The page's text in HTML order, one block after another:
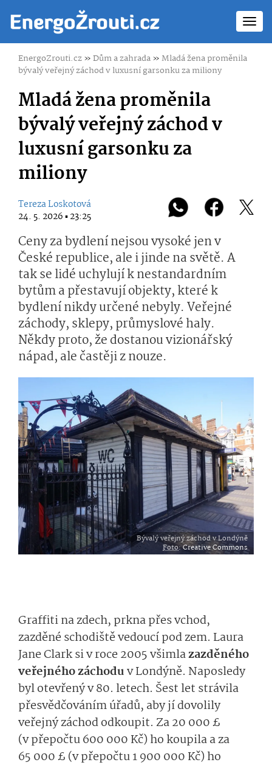
EnergoZrouti.cz»Dům a zahrada»Mladá žena proměnila
bývalý veřejný záchod v luxusní garsonku za miliony
Mladá žena proměnila
bývalý veřejný záchod v
luxusní garsonku za
miliony
Tereza Loskotová
24. 5. 2026 ▪ 23:25
Ceny za bydlení nejsou vysoké jen v
České republice, ale i jinde na světě. A
tak se lidé uchylují k nestandardním
bytům a přestavují objekty, které k
bydlení nikdy určené nebyly. Veřejné
záchody, sklepy, průmyslové haly.
Někdy proto, že dostanou vizionářský
nápad, ale častěji z nouze.
Bývalý veřejný záchod v Londýně
Foto:Creative Commons
Graffiti na zdech, prkna přes vchod,
zazděné schodiště vedoucí pod zem. Laura
Jane Clark si v roce 2005 všimlazaz­děného
veřejného záchoduv Londýně. Naposledy
byl otevřený v 80. letech. Šest let strávila
přesvědčováním úřadů, aby jí dovolily
veřejný záchod odkoupit. Za 20 000 £
(v přepočtu 600 000 Kč) ho koupila a za
65 000 £ (v přepočtu 1 900 000 Kč) ho